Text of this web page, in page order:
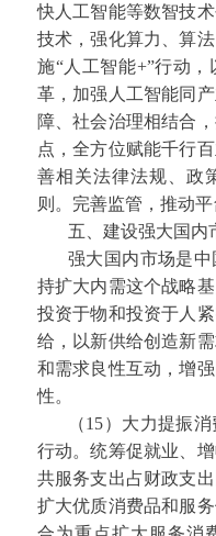
快人工智能等数智技
技术，强化算力、算
施“人工智能+”行动
革，加强人工智能同
障、社会治理相结合
点，全方位赋能千行
善相关法律法规、政
则。完善监管，推动
五、建设强大国内
强大国内市场是
持扩大内需这个战略
投资于物和投资于人
给，以新供给创造新
和需求良性互动，增
性。
（15）大力提振
行动。统筹促就业、
共服务支出占财政支
扩大优质消费品和服